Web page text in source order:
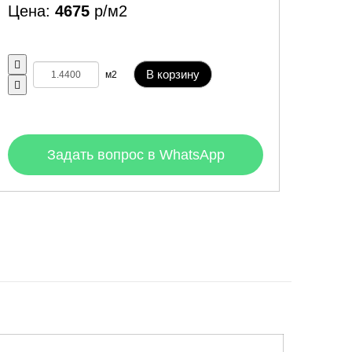
Цена:4675 р/м2
м2 В корзину
Задать вопрос в WhatsApp